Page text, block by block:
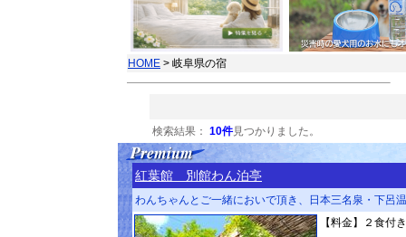
HOME > 岐阜県の宿
検索結果： 10件見つかりました。
紅葉館 別館わん泊亭
わんちゃんとご一緒においで頂き、日本三名泉・下呂
【料金】２食付